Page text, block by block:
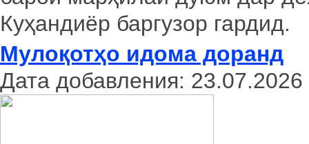
Куҳандиёр баргузор гардид.
Мулоқотҳо идома доранд
Дата добавления: 23.07.2026